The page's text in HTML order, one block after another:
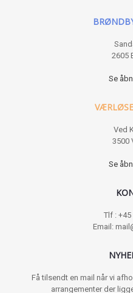
2605
Se
Ved
3500
Se
Tlf : +45
Email:
Få tilsendt en mail når vi
arrangementer der